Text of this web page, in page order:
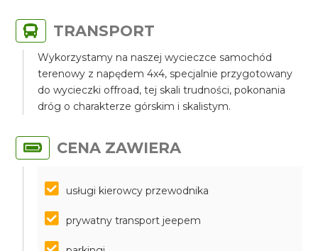
TRANSPORT
Wykorzystamy na naszej wycieczce samochód
terenowy z napędem 4x4, specjalnie przygotowany
do wycieczki offroad, tej skali trudności, pokonania
dróg o charakterze górskim i skalistym.
CENA ZAWIERA
usługi kierowcy przewodnika
prywatny transport jeepem